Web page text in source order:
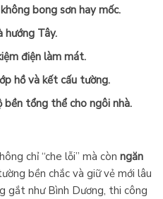
bong sơn hay mốc.
hướng Tây.
điện làm mát.
hồ và kết cấu tường.
tổng thể cho ngôi nhà.
chỉ “che lỗi” mà còn ngăn
bền chắc và giữ vẻ mới lâu
gắt như Bình Dương, thi công